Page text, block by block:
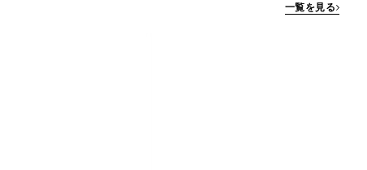
一覧を見る